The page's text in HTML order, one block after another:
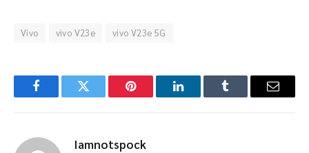
Vivo vivo V23e vivo V23e 5G
FacebookTwitter Pinterest LinkedInTumblr Email
Iamnotspock